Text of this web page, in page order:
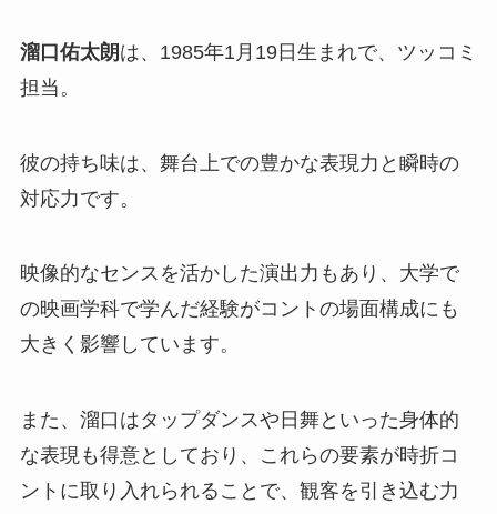
溜口佑太朗 は、1985年1月19日生まれで、ツッコミ
担当。
彼の持ち味は、舞台上での豊かな表現力と瞬時の
対応力です。
映像的なセンスを活かした演出力もあり、大学で
の映画学科で学んだ経験がコントの場面構成にも
大きく影響しています。
また、溜口はタップダンスや日舞といった身体的
な表現も得意としており、これらの要素が時折コ
ントに取り入れられることで、観客を引き込む力